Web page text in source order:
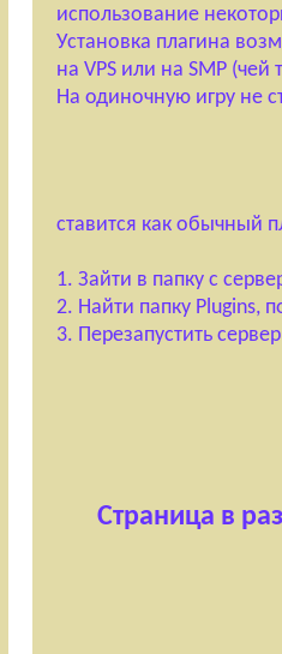
использование
Установка плагина
на VPS или на SMP (чей
На одиночную игру не
ставится как обычный
1. Зайти в папку с
2. Найти папку Plugins,
3. Перезапустить сервер
Страница в